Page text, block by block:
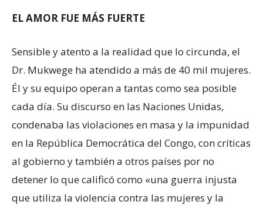
EL AMOR FUE MÁS FUERTE
Sensible y atento a la realidad que lo circunda, el
Dr. Mukwege ha atendido a más de 40 mil mujeres.
Él y su equipo operan a tantas como sea posible
cada día. Su discurso en las Naciones Unidas,
condenaba las violaciones en masa y la impunidad
en la República Democrática del Congo, con críticas
al gobierno y también a otros países por no
detener lo que calificó como «una guerra injusta
que utiliza la violencia contra las mujeres y la